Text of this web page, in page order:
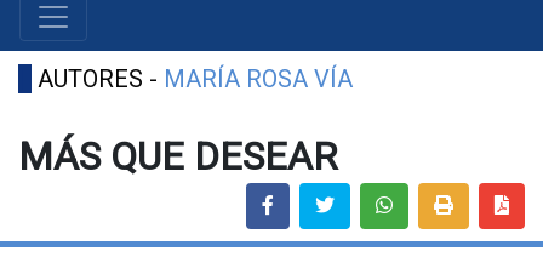
AUTORES - MARÍA ROSA VÍA
MÁS QUE DESEAR